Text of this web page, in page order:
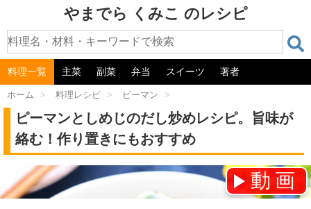
やまでら くみこ のレシピ
料理一覧 主菜 副菜 弁当 スイーツ 著者
ホーム > 料理レシピ > ピーマン >
ピーマンとしめじのだし炒めレシピ。旨味が
絡む！作り置きにもおすすめ
動画
チャンネル登録をお願いします！⇒